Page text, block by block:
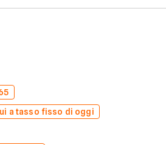
a tasso fisso di oggi